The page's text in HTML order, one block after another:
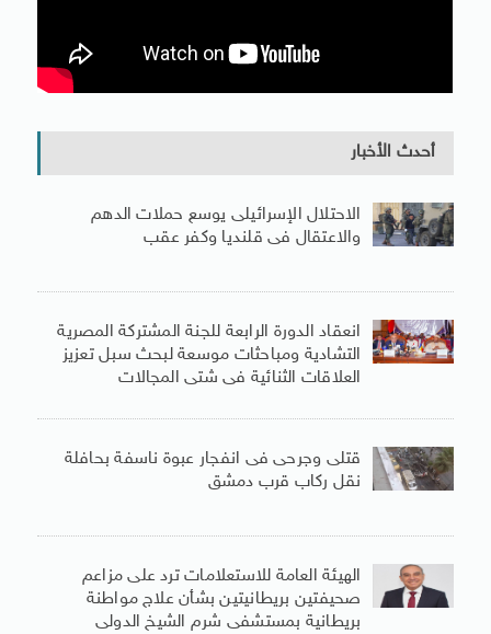
أحدث الأخبار
الاحتلال الإسرائيلى يوسع حملات الدهم
والاعتقال فى قلنديا وكفر عقب
انعقاد الدورة الرابعة للجنة المشتركة المصرية
التشادية ومباحثات موسعة لبحث سبل تعزيز
العلاقات الثنائية فى شتى المجالات
قتلى وجرحى فى انفجار عبوة ناسفة بحافلة
نقل ركاب قرب دمشق
الهيئة العامة للاستعلامات ترد على مزاعم
صحيفتين بريطانيتين بشأن علاج مواطنة
بريطانية بمستشفى شرم الشيخ الدولى